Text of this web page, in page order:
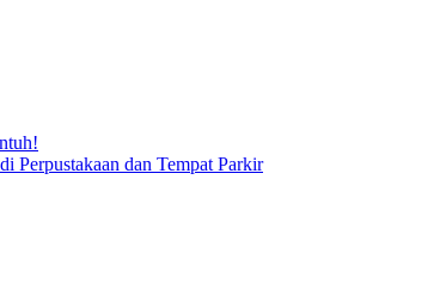
Perpustakaan dan Tempat Parkir